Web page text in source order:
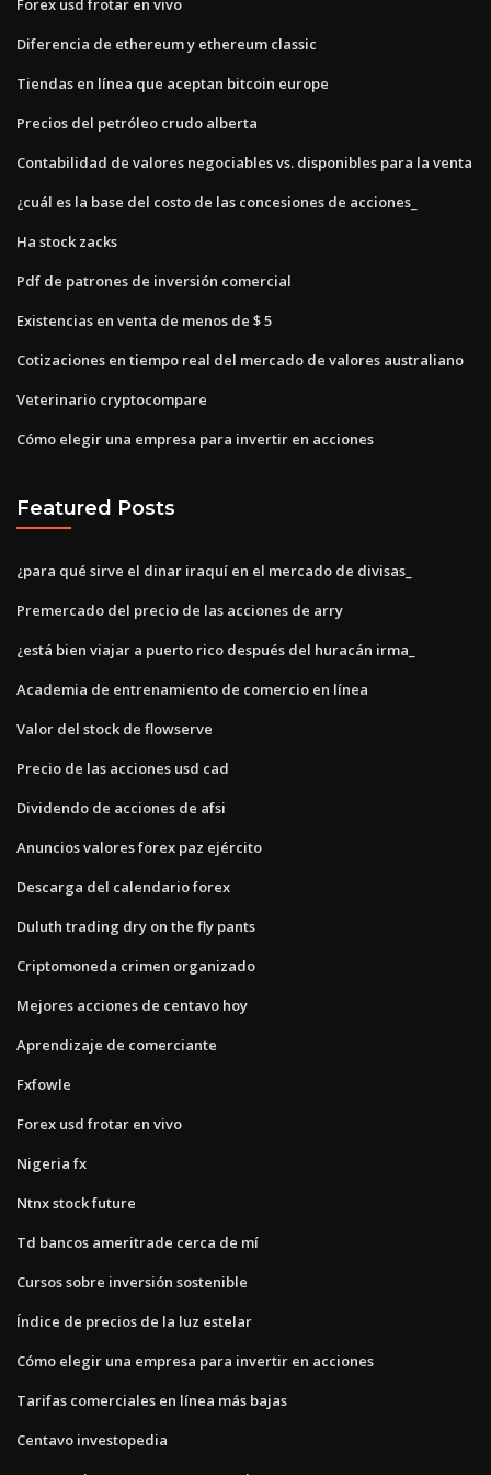
Forex usd frotar en vivo
Diferencia de ethereum y ethereum classic
Tiendas en línea que aceptan bitcoin europe
Precios del petróleo crudo alberta
Contabilidad de valores negociables vs. disponibles para la venta
¿cuál es la base del costo de las concesiones de acciones_
Ha stock zacks
Pdf de patrones de inversión comercial
Existencias en venta de menos de $ 5
Cotizaciones en tiempo real del mercado de valores australiano
Veterinario cryptocompare
Cómo elegir una empresa para invertir en acciones
Featured Posts
¿para qué sirve el dinar iraquí en el mercado de divisas_
Premercado del precio de las acciones de arry
¿está bien viajar a puerto rico después del huracán irma_
Academia de entrenamiento de comercio en línea
Valor del stock de flowserve
Precio de las acciones usd cad
Dividendo de acciones de afsi
Anuncios valores forex paz ejército
Descarga del calendario forex
Duluth trading dry on the fly pants
Criptomoneda crimen organizado
Mejores acciones de centavo hoy
Aprendizaje de comerciante
Fxfowle
Forex usd frotar en vivo
Nigeria fx
Ntnx stock future
Td bancos ameritrade cerca de mí
Cursos sobre inversión sostenible
Índice de precios de la luz estelar
Cómo elegir una empresa para invertir en acciones
Tarifas comerciales en línea más bajas
Centavo investopedia